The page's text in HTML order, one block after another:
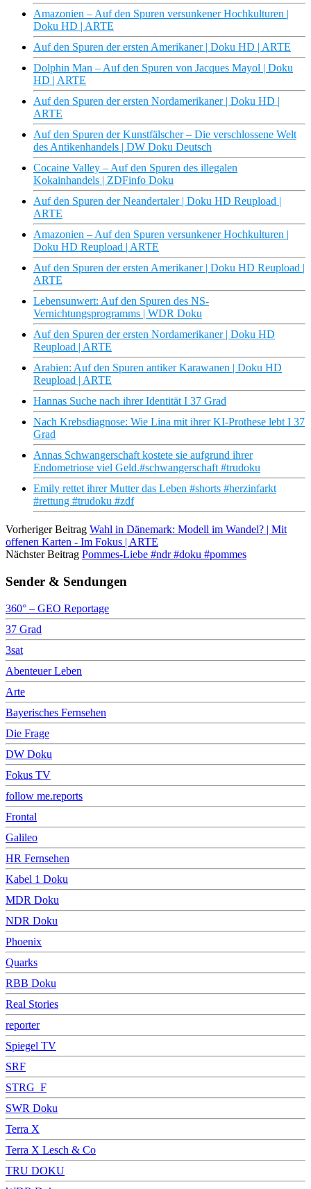
Amazonien – Auf den Spuren versunkener Hochkulturen |
Doku HD | ARTE
Auf den Spuren der ersten Amerikaner | Doku HD | ARTE
Dolphin Man – Auf den Spuren von Jacques Mayol | Doku
HD | ARTE
Auf den Spuren der ersten Nordamerikaner | Doku HD |
ARTE
Auf den Spuren der Kunstfälscher – Die verschlossene Welt
des Antikenhandels | DW Doku Deutsch
Cocaine Valley – Auf den Spuren des illegalen
Kokainhandels | ZDFinfo Doku
Auf den Spuren der Neandertaler | Doku HD Reupload |
ARTE
Amazonien – Auf den Spuren versunkener Hochkulturen |
Doku HD Reupload | ARTE
Auf den Spuren der ersten Amerikaner | Doku HD Reupload |
ARTE
Lebensunwert: Auf den Spuren des NS-
Vernichtungsprogramms | WDR Doku
Auf den Spuren der ersten Nordamerikaner | Doku HD
Reupload | ARTE
Arabien: Auf den Spuren antiker Karawanen | Doku HD
Reupload | ARTE
Hannas Suche nach ihrer Identität I 37 Grad
Nach Krebsdiagnose: Wie Lina mit ihrer KI-Prothese lebt I 37
Grad
Annas Schwangerschaft kostete sie aufgrund ihrer
Endometriose viel Geld.#schwangerschaft #trudoku
Emily rettet ihrer Mutter das Leben #shorts #herzinfarkt
#rettung #trudoku #zdf
Vorheriger Beitrag Wahl in Dänemark: Modell im Wandel? | Mit
offenen Karten - Im Fokus | ARTE
Nächster Beitrag Pommes-Liebe #ndr #doku #pommes
Sender & Sendungen
360° – GEO Reportage
37 Grad
3sat
Abenteuer Leben
Arte
Bayerisches Fernsehen
Die Frage
DW Doku
Fokus TV
follow me.reports
Frontal
Galileo
HR Fernsehen
Kabel 1 Doku
MDR Doku
NDR Doku
Phoenix
Quarks
RBB Doku
Real Stories
reporter
Spiegel TV
SRF
STRG_F
SWR Doku
Terra X
Terra X Lesch & Co
TRU DOKU